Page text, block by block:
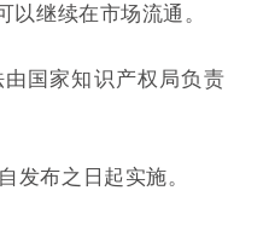
以继续在市场流通。
由国家知识产权局负责
发布之日起实施。